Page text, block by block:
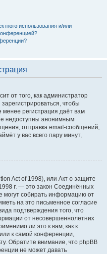
использования и/или
от того, как администратор
чтобы
регистрация даёт вам
недоступны анонимным
отправка email-сообщений,
у вас всего пару минут,
Act of 1998), или Акт о защите
г. — это закон Соединённых
могут собирать информацию от
на это письменное согласие
подтверждения того, что
от несовершеннолетних
ли это к вам, как к
к самой конференции,
Обратите внимание, что phpBB
не может давать